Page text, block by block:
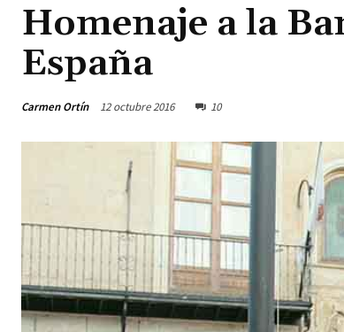
Homenaje a la
España
Carmen Ortín 12 octubre 2016 10